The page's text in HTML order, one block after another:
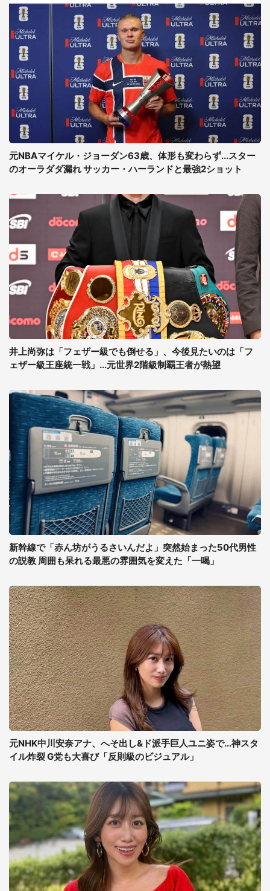
元NBAマイケル・ジョーダン63歳、体形も変わらず...スター
のオーラダダ漏れ サッカー・ハーランドと最強2ショット
井上尚弥は「フェザー級でも倒せる」、今後見たいのは「フ
ェザー級王座統一戦」...元世界2階級制覇王者が熱望
新幹線で「赤ん坊がうるさいんだよ」突然始まった50代男性
の説教 周囲も呆れる最悪の雰囲気を変えた「一喝」
元NHK中川安奈アナ、へそ出し&ド派手巨人ユニ姿で...神スタ
イル炸裂 G党も大喜び「反則級のビジュアル」